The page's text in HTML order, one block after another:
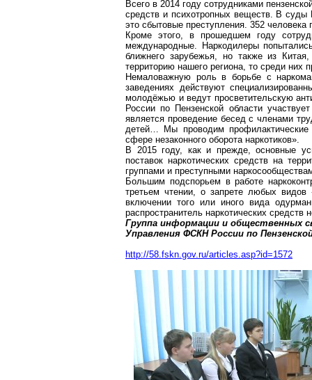
Всего в 2014 году сотрудниками
средств и психотропных веществ. В суды
это сбытовые преступления. 352 человека
Кроме этого, в прошедшем году
международные. Наркодилеры
ближнего зарубежья, но также из
территорию нашего региона, то среди них
Немаловажную роль в борьбе с
заведениях действуют
молодёжью и ведут просветительскую
России по Пензенской области
является проведение бесед с членами
детей… Мы проводим профилактические
сфере незаконного оборота наркотиков».
В 2015 году, как и прежде, основные
поставок наркотических средств на
группами и преступными
Большим подспорьем в работе
третьем чтении, о запрете любых
включении того или иного вида
распространитель наркотических средств
Группа информации и общественных
Управления ФСКН России по
http://58.fskn.gov.ru/articles.asp?id=1572